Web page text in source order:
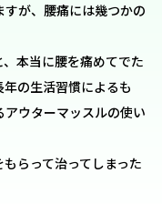
が、腰痛には幾つかの
本当に腰を痛めてでた
の生活習慣によるも
ウターマッスルの使い
らって治ってしまった